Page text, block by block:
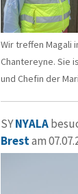
Wir treffen Magali
Chantereyne. Sie
und Chefin der
SYNYALA
Brestam